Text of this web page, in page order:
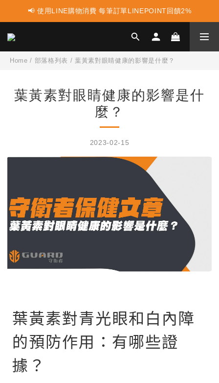
📢 蛋白點心新上市 ! 點這裡享優惠👈
📢 使用LINE購物消費 每筆訂單LINEPOINT回饋2%
📢 蛋白點心新上市 ! 點這裡享優惠👈
Home / 部落格列表 /葉黃素對眼睛健康的影響是什麼？
葉黃素對眼睛健康的影響是什
麼？
2023-02-15
葉黃素對青光眼和白內障
的預防作用：有哪些證
據？